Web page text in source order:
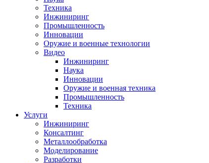
Техника
Инжиниринг
Промышленность
Инновации
Оружие и военные технологии
Видео
Инжиниринг
Наука
Инновации
Оружие и военная техника
Промышленность
Техника
Услуги
Инжиниринг
Консалтинг
Металлообработка
Моделирование
Разработки